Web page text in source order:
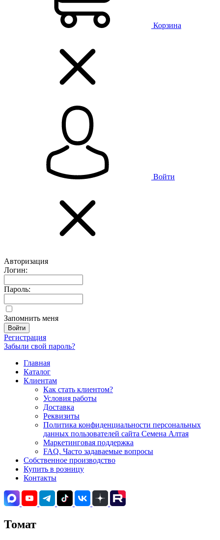
Корзина
Войти
Авторизация
Логин:
Пароль:
Запомнить меня
Регистрация
Забыли свой пароль?
Главная
Каталог
Клиентам
Как стать клиентом?
Условия работы
Доставка
Реквизиты
Политика конфиденциальности персональных
данных пользователей сайта Семена Алтая
Маркетинговая поддержка
FAQ. Часто задаваемые вопросы
Собственное производство
Купить в розницу
Контакты
Томат